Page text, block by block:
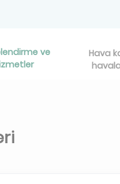
ve
Hava